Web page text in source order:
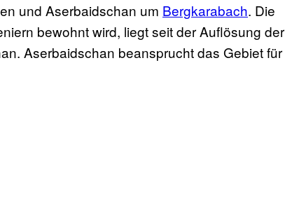
und Aserbaidschan um Bergkarabach. Die
bewohnt wird, liegt seit der Auflösung der
Aserbaidschan beansprucht das Gebiet für